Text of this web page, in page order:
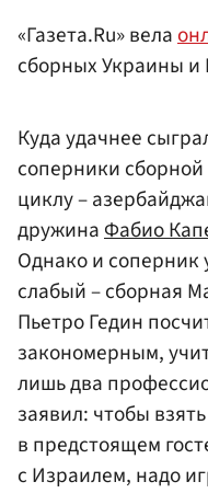
«Газета.Ru» вела
сборных Украины и
Куда удачнее
соперники
циклу –
дружинаФабио
Однако и соперник
слабый – сборная
Пьетро Гедин
закономерным,
лишь два
заявил: чтобы
в предстоящем
с Израилем, надо